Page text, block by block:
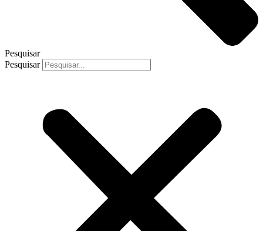
Pesquisar
Pesquisar